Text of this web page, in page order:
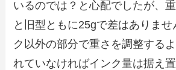
いるのでは？と心配でしたが、
と旧型ともに25gで差はありま
ク以外の部分で重さを調整する
れていなければインク量は据え